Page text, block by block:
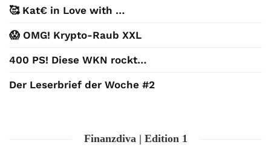
🥰 Kat€ in Love with …
😱 OMG! Krypto-Raub XXL
400 PS! Diese WKN rockt…
Der Leserbrief der Woche #2
Finanzdiva | Edition 1